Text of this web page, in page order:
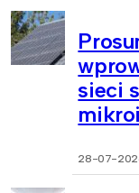
sieci
28-07-